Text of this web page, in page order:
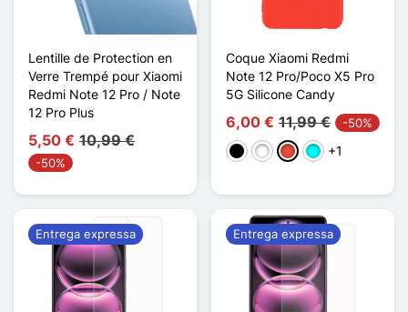
Lentille de Protection en
Verre Trempé pour Xiaomi
Redmi Note 12 Pro / Note
12 Pro Plus
5,50 € 10,99 €
-50%
Coque Xiaomi Redmi
Note 12 Pro/Poco X5 Pro
5G Silicone Candy
6,00 € 11,99 € -50%
PretoBrancoVermelho
Ciano
+1
Entrega expressa Entrega expressa